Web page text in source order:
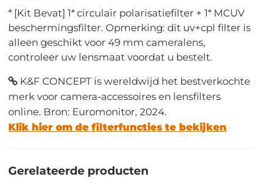
* [Kit Bevat] 1* circulair polarisatiefilter + 1* MCUV
beschermingsfilter. Opmerking: dit uv+cpl filter is
alleen geschikt voor 49 mm cameralens,
controleer uw lensmaat voordat u bestelt.
K&F CONCEPT is wereldwijd het bestverkochte
merk voor camera-accessoires en lensfilters
online. Bron: Euromonitor, 2024.
Klik hier om de filterfuncties te bekijken
Gerelateerde producten